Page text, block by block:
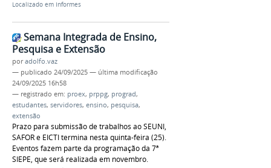
Localizado em Informes
Semana Integrada de Ensino,
Pesquisa e Extensão
poradolfo.vaz
— publicado 24/09/2025 — última modificação
24/09/2025 16h58
— registrado em: proex, prppg, prograd,
estudantes, servidores, ensino, pesquisa,
extensão
Prazo para submissão de trabalhos ao SEUNI,
SAFOR e EICTI termina nesta quinta-feira (25).
Eventos fazem parte da programação da 7ª
SIEPE, que será realizada em novembro.